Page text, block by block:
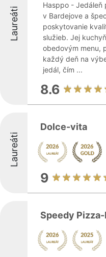
Laureáti
Hasppo - Jedáleň
v Bardejove a
poskytovanie
služieb. Jej
obedovým menu,
každý deň na
jedál, čím ...
8.6
Laureáti
Dolce-vita
9
Speedy